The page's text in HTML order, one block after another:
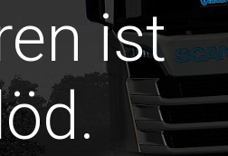
ist